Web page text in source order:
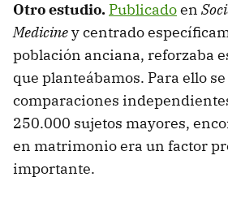
Otro estudio. Publicadoen
Mediciney centrado
población anciana, reforzaba
que planteábamos. Para ello
comparaciones
250.000 sujetos mayores,
en matrimonio era un factor
importante.